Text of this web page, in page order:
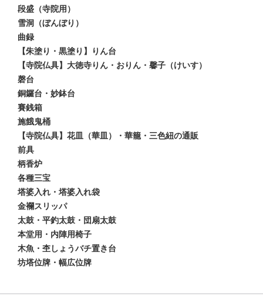
段盛（寺院用）
雪洞（ぼんぼり）
曲録
【朱塗り・黒塗り】りん台
【寺院仏具】大徳寺りん・おりん・馨子（けいす）
磬台
銅鑼台・妙鉢台
賽銭箱
施餓鬼桶
【寺院仏具】花皿（華皿）・華籠・三色紐の通販
前具
柄香炉
各種三宝
塔婆入れ・塔婆入れ袋
金襴スリッパ
太鼓・平釣太鼓・団扇太鼓
本堂用・内陣用椅子
木魚・杢しょうバチ置き台
坊塔位牌・幅広位牌